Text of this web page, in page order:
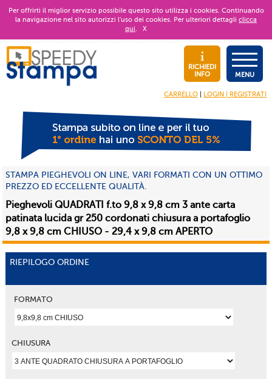
Per offrirti il miglior servizio possibile questo sito utilizza i cookies. Continuando
la navigazione nel sito autorizzi l’uso dei cookies. Per ulteriori dettagli clicca
qui. X
RICHIEDI
INFO
MENU
CARRELLO LOGIN | REGISTRATI
STAMPA PIEGHEVOLI ON LINE, VARI FORMATI CON UN OTTIMO
PREZZO ED ECCELLENTE QUALITÀ.
Pieghevoli QUADRATI f.to 9,8 x 9,8 cm 3 ante carta
patinata lucida gr 250 cordonati chiusura a portafoglio
9,8 x 9,8 cm CHIUSO - 29,4 x 9,8 cm APERTO
RIEPILOGO ORDINE
FORMATO
CHIUSURA